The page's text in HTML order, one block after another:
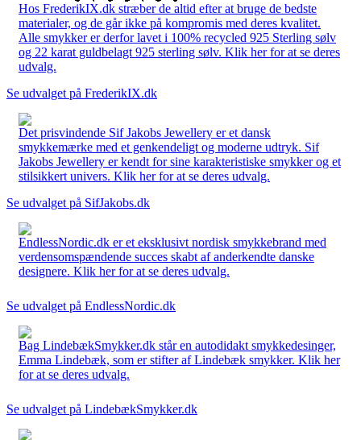
Hos FrederikIX.dk stræber de altid efter at bruge de bedste
materialer, og de går ikke på kompromis med deres kvalitet.
Alle smykker er derfor lavet i 100% recycled 925 Sterling sølv
og 22 karat guldbelagt 925 sterling sølv. Klik her for at se deres
udvalg.
Se udvalget på FrederikIX.dk
Det prisvindende Sif Jakobs Jewellery er et dansk
smykkemærke med et genkendeligt og moderne udtryk. Sif
Jakobs Jewellery er kendt for sine karakteristiske smykker og et
stilsikkert univers. Klik her for at se deres udvalg.
Se udvalget på SifJakobs.dk
EndlessNordic.dk er et eksklusivt nordisk smykkebrand med
verdensomspændende succes skabt af anderkendte danske
designere. Klik her for at se deres udvalg.
Se udvalget på EndlessNordic.dk
Bag LindebækSmykker.dk står en autodidakt smykkedesinger,
Emma Lindebæk, som er stifter af Lindebæk smykker. Klik her
for at se deres udvalg.
Se udvalget på LindebækSmykker.dk